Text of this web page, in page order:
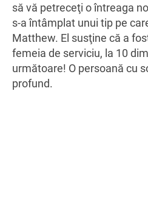
să vă petreceţi o întreaga
s-a întâmplat unui tip pe
Matthew. El susţine că a
femeia de serviciu, la 10
următoare! O persoană cu
profund.